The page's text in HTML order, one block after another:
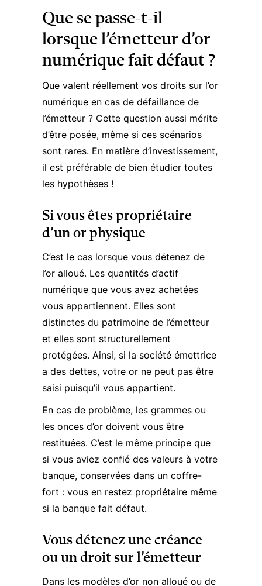
Que se passe-t-il
lorsque l’émetteur d’or
numérique fait défaut ?
Que valent réellement vos droits sur l’or
numérique en cas de défaillance de
l’émetteur ? Cette question aussi mérite
d’être posée, même si ces scénarios
sont rares. En matière d’investissement,
il est préférable de bien étudier toutes
les hypothèses !
Si vous êtes propriétaire
d’un or physique
C’est le cas lorsque vous détenez de
l’or alloué. Les quantités d’actif
numérique que vous avez achetées
vous appartiennent. Elles sont
distinctes du patrimoine de l’émetteur
et elles sont structurellement
protégées. Ainsi, si la société émettrice
a des dettes, votre or ne peut pas être
saisi puisqu’il vous appartient.
En cas de problème, les grammes ou
les onces d’or doivent vous être
restituées. C’est le même principe que
si vous aviez confié des valeurs à votre
banque, conservées dans un coffre-
fort : vous en restez propriétaire même
si la banque fait défaut.
Vous détenez une créance
ou un droit sur l’émetteur
Dans les modèles d’or non alloué ou de